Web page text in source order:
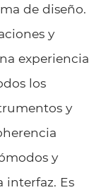
de diseño.
y
experiencia
los
y
y
interfaz. Es